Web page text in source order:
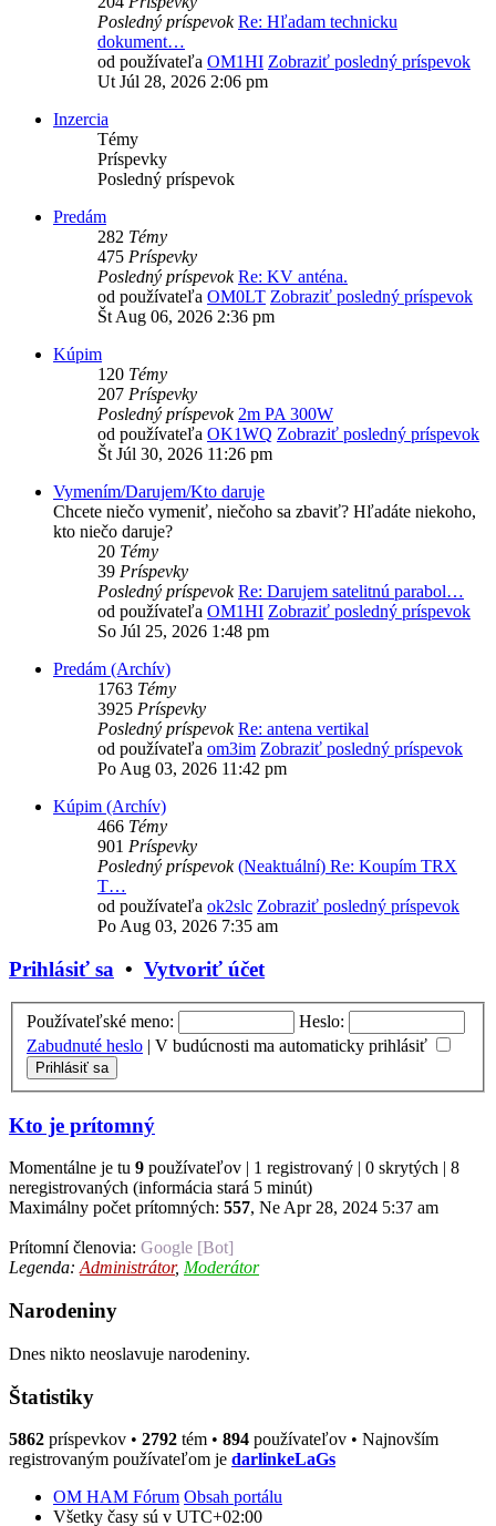
Posledný príspevok Re: Hľadam technicku
dokument…
od používateľa OM1HI Zobraziť posledný príspevok
Ut Júl 28, 2026 2:06 pm
Inzercia
Témy
Príspevky
Posledný príspevok
Predám
282 Témy
475 Príspevky
Posledný príspevok Re: KV anténa.
od používateľa OM0LT Zobraziť posledný príspevok
Št Aug 06, 2026 2:36 pm
Kúpim
120 Témy
207 Príspevky
Posledný príspevok 2m PA 300W
od používateľa OK1WQ Zobraziť posledný príspevok
Št Júl 30, 2026 11:26 pm
Vymením/Darujem/Kto daruje
Chcete niečo vymeniť, niečoho sa zbaviť? Hľadáte niekoho,
kto niečo daruje?
20 Témy
39 Príspevky
Posledný príspevok Re: Darujem satelitnú parabol…
od používateľa OM1HI Zobraziť posledný príspevok
So Júl 25, 2026 1:48 pm
Predám (Archív)
1763 Témy
3925 Príspevky
Posledný príspevok Re: antena vertikal
od používateľa om3im Zobraziť posledný príspevok
Po Aug 03, 2026 11:42 pm
Kúpim (Archív)
466 Témy
901 Príspevky
Posledný príspevok (Neaktuální) Re: Koupím TRX
T…
od používateľa ok2slc Zobraziť posledný príspevok
Po Aug 03, 2026 7:35 am
Prihlásiť sa • Vytvoriť účet
Používateľské meno:
Heslo:
Zabudnuté heslo | V budúcnosti ma automaticky prihlásiť
Kto je prítomný
Momentálne je tu 9 používateľov | 1 registrovaný | 0 skrytých | 8
neregistrovaných (informácia stará 5 minút)
Maximálny počet prítomných: 557, Ne Apr 28, 2024 5:37 am
Prítomní členovia: Google [Bot]
Legenda: Administrátor, Moderátor
Narodeniny
Dnes nikto neoslavuje narodeniny.
Štatistiky
5862 príspevkov • 2792 tém • 894 používateľov • Najnovším
registrovaným používateľom je darlinkeLaGs
OM HAM Fórum Obsah portálu
Všetky časy sú v UTC+02:00